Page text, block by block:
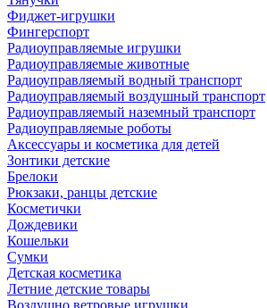
Фиджет-игрушки
Фингерспорт
Радиоуправляемые игрушки
Радиоуправляемые животные
Радиоуправляемый водный транспорт
Радиоуправляемый воздушный транспорт
Радиоуправляемый наземный транспорт
Радиоуправляемые роботы
Аксессуары и косметика для детей
Зонтики детские
Брелоки
Рюкзаки, ранцы детские
Косметички
Дождевики
Кошельки
Сумки
Детская косметика
Летние детские товары
Воздушно ветровые игрушки